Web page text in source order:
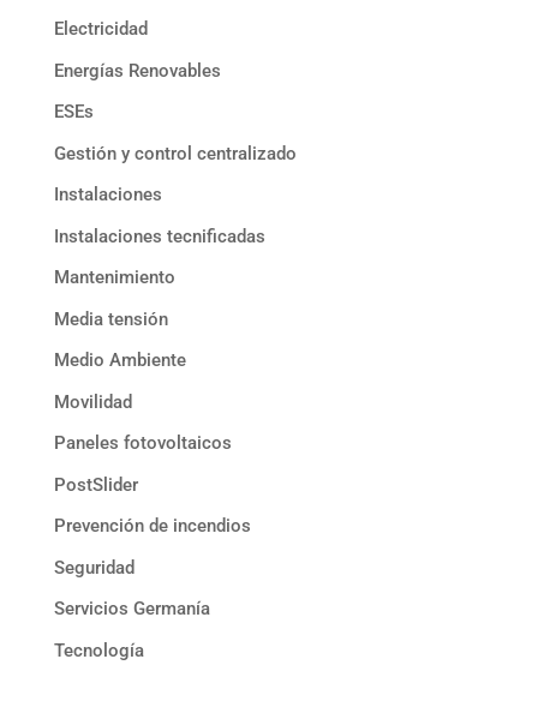
Electricidad
Energías Renovables
ESEs
Gestión y control centralizado
Instalaciones
Instalaciones tecnificadas
Mantenimiento
Media tensión
Medio Ambiente
Movilidad
Paneles fotovoltaicos
PostSlider
Prevención de incendios
Seguridad
Servicios Germanía
Tecnología